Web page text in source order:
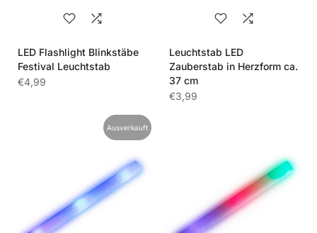
LED Flashlight Blinkstäbe
Festival Leuchtstab
€4,99
Leuchtstab LED
Zauberstab in Herzform ca.
37 cm
€3,99
Ausverkauft